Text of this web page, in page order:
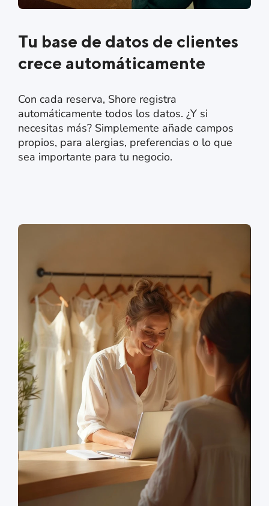
Tu base de datos de clientes
crece automáticamente
Con cada reserva, Shore registra
automáticamente todos los datos. ¿Y si
necesitas más? Simplemente añade campos
propios, para alergias, preferencias o lo que
sea importante para tu negocio.